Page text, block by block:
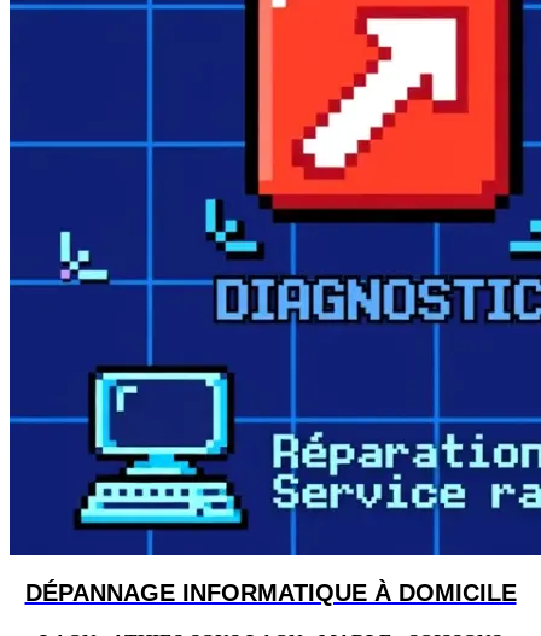
DÉPANNAGE INFORMATIQUE À DOMICILE